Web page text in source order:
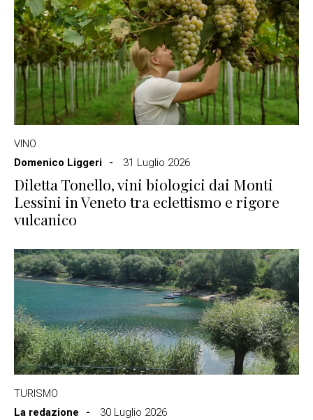
VINO
Domenico Liggeri
31 Luglio 2026
Diletta Tonello, vini biologici dai Monti
Lessini in Veneto tra eclettismo e rigore
vulcanico
TURISMO
La redazione
30 Luglio 2026